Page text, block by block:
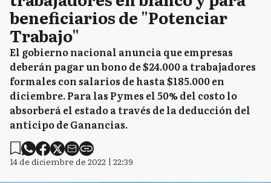
beneficiarios de "Potenciar
Trabajo"
El gobierno nacional anuncia que empresas
deberán pagar un bono de $24.000 a trabajadores
formales con salarios de hasta $185.000 en
diciembre. Para las Pymes el 50% del costo lo
absorberá el estado a través de la deducción del
anticipo de Ganancias.
14 de diciembre de 2022 | 22:39